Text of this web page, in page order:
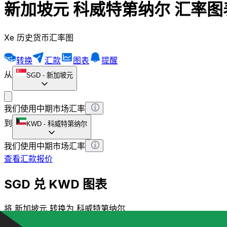
新加坡元 科威特第纳尔 汇率图
Xe 历史货币汇率图
转换 汇款 图表
提醒
从
SGD - 新加坡元
我们使用中期市场汇率
到
KWD - 科威特第纳尔
我们使用中期市场汇率
查看汇款报价
SGD 兑 KWD 图表
将 新加坡元 转换为 科威特第纳尔